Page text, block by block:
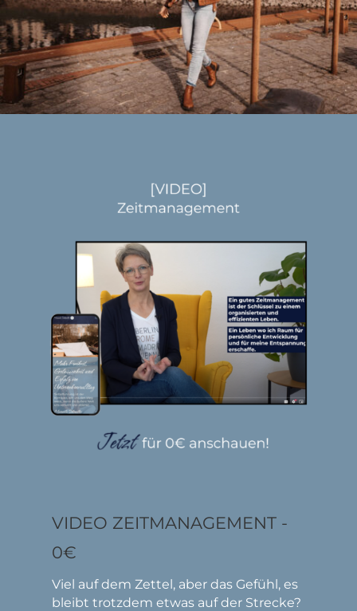
VIDEO ZEITMANAGEMENT -
0€
Viel auf dem Zettel, aber das Gefühl, es
bleibt trotzdem etwas auf der Strecke?